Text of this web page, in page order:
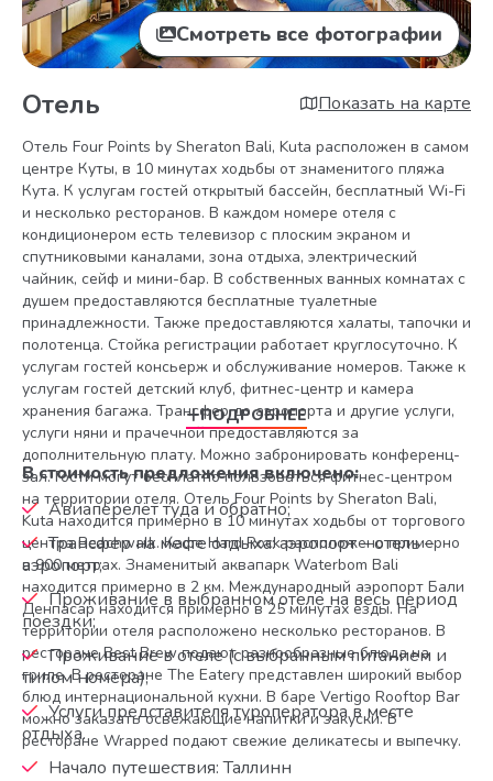
Смотреть все фотографии
Отель Показать на карте
Отель Four Points by Sheraton Bali, Kuta расположен в самом
центре Куты, в 10 минутах ходьбы от знаменитого пляжа
Кута. К услугам гостей открытый бассейн, бесплатный Wi-Fi
и несколько ресторанов. В каждом номере отеля с
кондиционером есть телевизор с плоским экраном и
спутниковыми каналами, зона отдыха, электрический
чайник, сейф и мини-бар. В собственных ванных комнатах с
душем предоставляются бесплатные туалетные
принадлежности. Также предоставляются халаты, тапочки и
полотенца. Стойка регистрации работает круглосуточно. К
услугам гостей консьерж и обслуживание номеров. Также к
услугам гостей детский клуб, фитнес-центр и камера
хранения багажа. Трансфер до аэропорта и другие услуги,
услуги няни и прачечной предоставляются за
дополнительную плату. Можно забронировать конференц-
зал. Гости могут бесплатно пользоваться фитнес-центром
на территории отеля. Отель Four Points by Sheraton Bali,
Kuta находится примерно в 10 минутах ходьбы от торгового
центра Beachwalk. Кафе Hard Rock расположено примерно
в 900 метрах. Знаменитый аквапарк Waterbom Bali
находится примерно в 2 км. Международный аэропорт Бали
Денпасар находится примерно в 25 минутах езды. На
территории отеля расположено несколько ресторанов. В
ресторане Best Brew подают разнообразные блюда на
гриле. В ресторане The Eatery представлен широкий выбор
блюд интернациональной кухни. В баре Vertigo Rooftop Bar
можно заказать освежающие напитки и закуски. В
ресторане Wrapped подают свежие деликатесы и выпечку.
ПОДРОБНЕЕ
В стоимость предложения включено:
Авиаперелёт туда и обратно;
Трансфер на месте отдыха: аэропорт – отель –
аэропорт;
Проживание в выбранном отеле на весь период
поездки;
Проживание в отеле (с выбранным питанием и
типом номера);
Услуги представителя туроператора в месте
отдыха.
Начало путешествия: Таллинн